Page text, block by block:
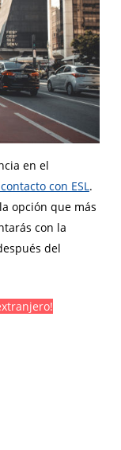
en el
con ESL.
opción que más
con la
del